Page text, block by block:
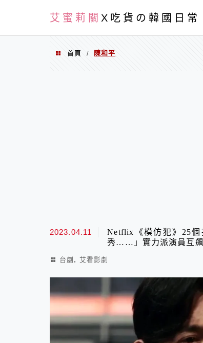
艾蜜莉關 X吃貨の韓國日常
首頁 / 陳和平
2023.04.11
Netflix《模仿犯》25
秀……」實力派演員互
台劇 , 艾看影劇